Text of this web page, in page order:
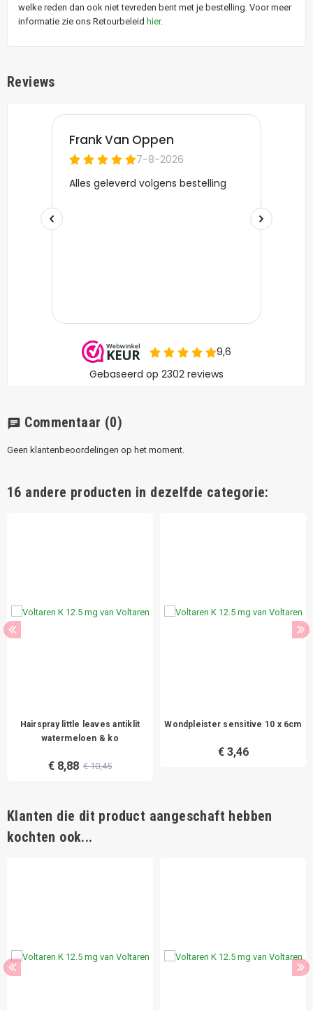
welke reden dan ook niet tevreden bent met je bestelling. Voor meer
informatie zie ons Retourbeleid hier.
Reviews
chat Commentaar (0)
Geen klantenbeoordelingen op het moment.
16 andere producten in dezelfde categorie:
Hairspray little leaves antiklit
watermeloen & ko
€ 8,88 € 10,45
Wondpleister sensitive 10 x 6cm
€ 3,46
Klanten die dit product aangeschaft hebben
kochten ook...